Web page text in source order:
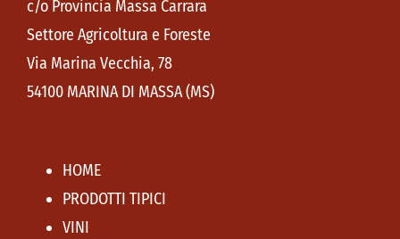
c/o Provincia Massa Carrara
Settore Agricoltura e Foreste
Via Marina Vecchia, 78
54100 MARINA DI MASSA (MS)
HOME
PRODOTTI TIPICI
VINI